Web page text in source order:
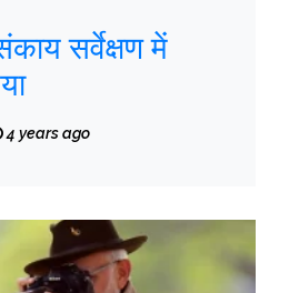
सर्वेक्षण में
4 years ago